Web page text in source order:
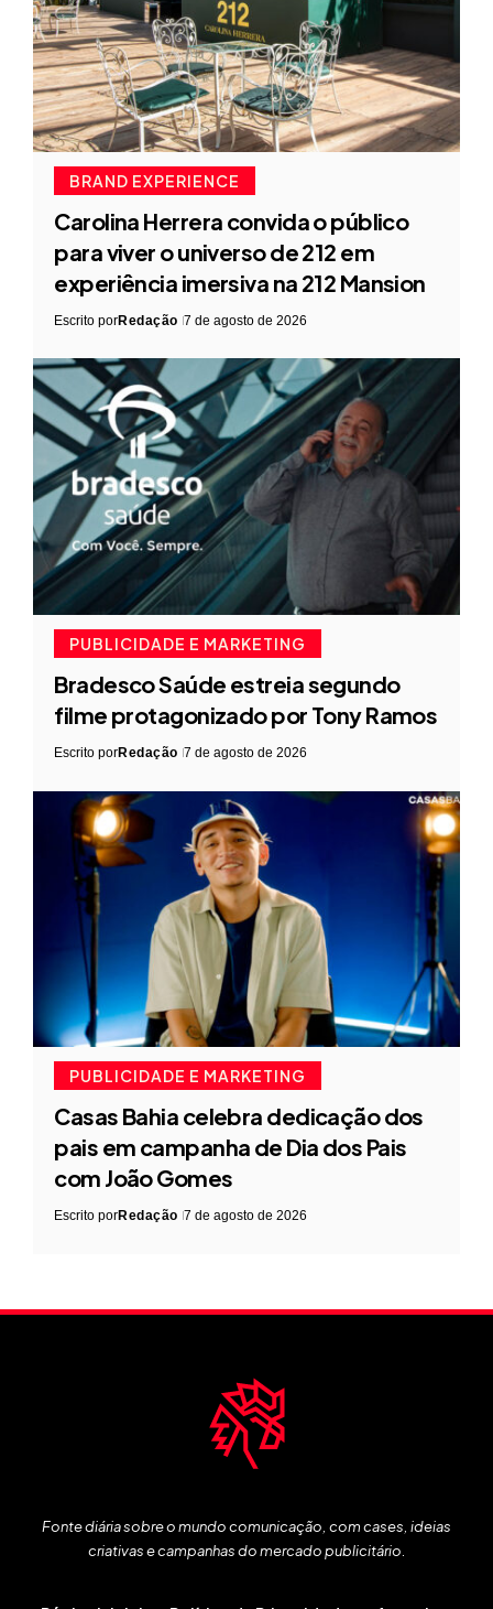
BRAND EXPERIENCE
Carolina Herrera convida o público
para viver o universo de 212 em
experiência imersiva na 212 Mansion
Escrito porRedação 7 de agosto de 2026
PUBLICIDADE E MARKETING
Bradesco Saúde estreia segundo
filme protagonizado por Tony Ramos
Escrito porRedação 7 de agosto de 2026
PUBLICIDADE E MARKETING
Casas Bahia celebra dedicação dos
pais em campanha de Dia dos Pais
com João Gomes
Escrito porRedação 7 de agosto de 2026
Fonte diária sobre o mundo comunicação, com cases, ideias
criativas e campanhas do mercado publicitário.